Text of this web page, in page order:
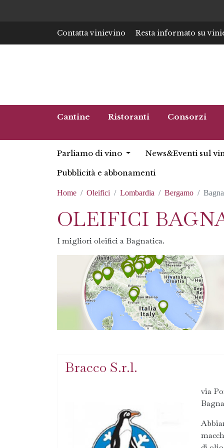
Contatta vinievino Resta informato su
Cantine Ristoranti Consorzi
Parliamo di vino News&Eventi sul
Pubblicità e abbonamenti
Home Oleifici Lombardia Bergamo
OLEIFICI
I migliori oleifici a Bagnatica.
Bracco S.r.l.
via